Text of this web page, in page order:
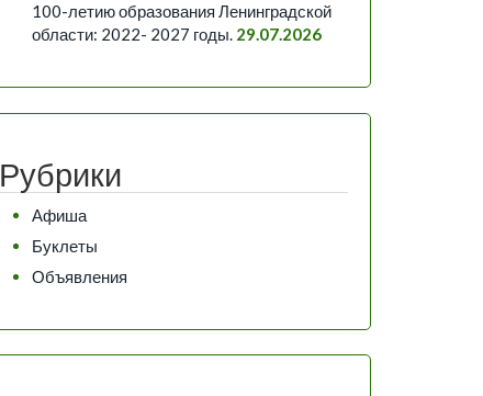
100-летию образования Ленинградской
области: 2022- 2027 годы. 29.07.2026
Рубрики
Афиша
Буклеты
Объявления